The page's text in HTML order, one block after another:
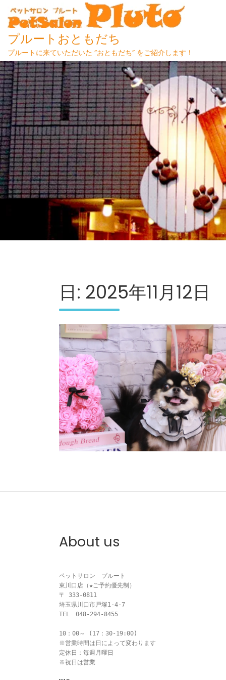
Skip
to
content
プルートおともだち
プルートに来ていただいた ”おともだち” をご紹介します！
日: 2025年11月12日
About us
ペットサロン　プルート
東川口店（★ご予約優先制）
〒 333-0811
埼玉県川口市戸塚1-4-7
TEL　048-294-8455
10：00～ (17：30-19:00)
※営業時間は日によって変わります
定休日：毎週月曜日
※祝日は営業